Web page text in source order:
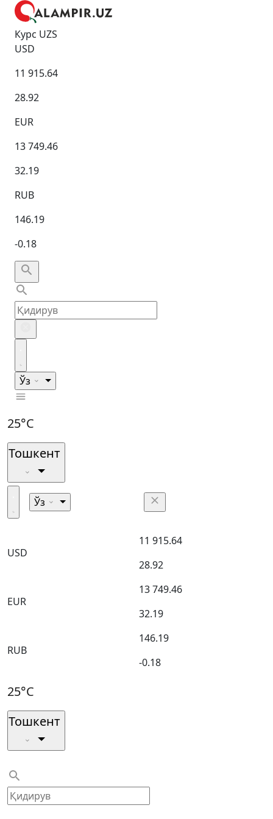
Курс UZS
USD
11 915.64
28.92
EUR
13 749.46
32.19
RUB
146.19
-0.18
Ўз
25°C
Тошкент
Ўз
USD
11 915.64
28.92
EUR
13 749.46
32.19
RUB
146.19
-0.18
25°C
Тошкент